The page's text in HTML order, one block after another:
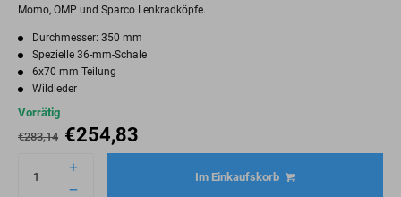
Momo, OMP und Sparco Lenkradköpfe.
Durchmesser: 350 mm
Spezielle 36-mm-Schale
6x70 mm Teilung
Wildleder
Vorrätig
€283,14 €254,83
Im Einkaufskorb